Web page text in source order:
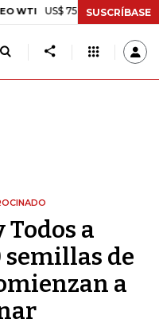
75,09 -US$ 0,24 -0,32%
SUSCRÍBASE
Todos a
semillas de
a